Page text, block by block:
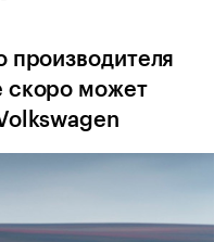
производителя
скоро может